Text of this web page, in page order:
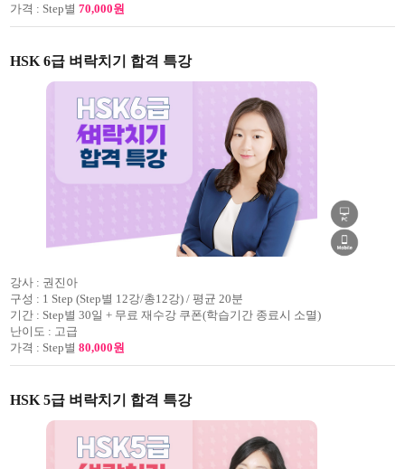
가격 : Step별 70,000원
HSK 6급 벼락치기 합격 특강
강사 : 권진아
구성 : 1 Step (Step별 12강/총12강) / 평균 20분
기간 : Step별 30일 + 무료 재수강 쿠폰(학습기간 종료시 소멸)
난이도 : 고급
가격 : Step별 80,000원
HSK 5급 벼락치기 합격 특강